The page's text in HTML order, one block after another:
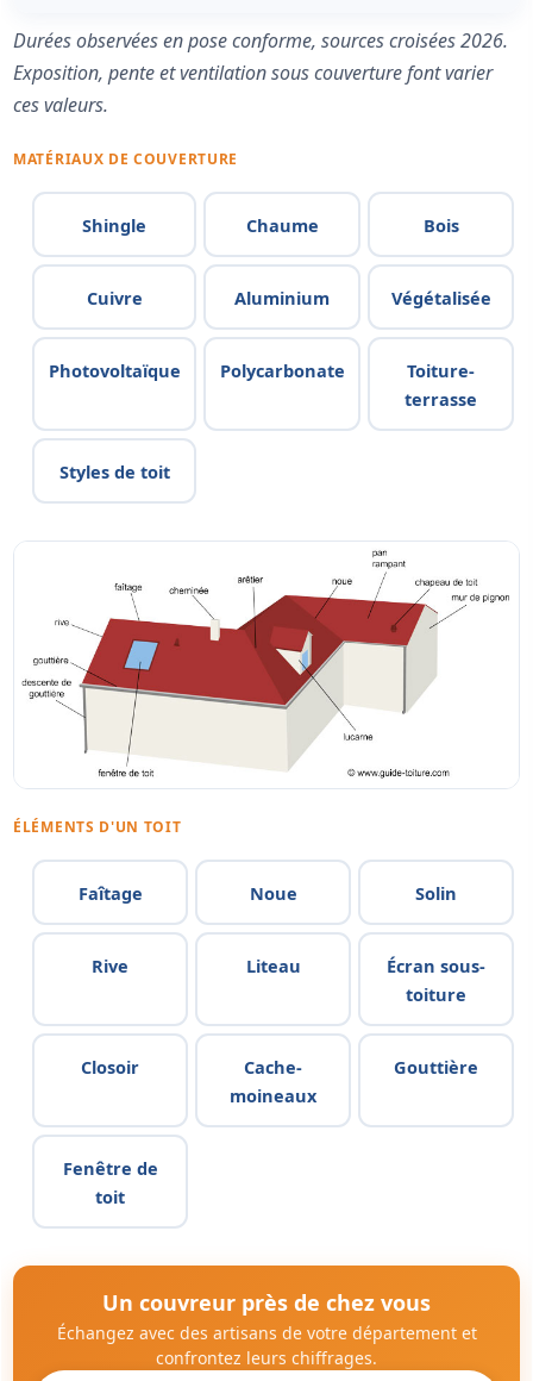
Durées observées en pose conforme, sources croisées 2026.
Exposition, pente et ventilation sous couverture font varier
ces valeurs.
MATÉRIAUX DE COUVERTURE
Shingle Chaume Bois
Cuivre Aluminium Végétalisée
Photovoltaïque Polycarbonate
Toiture-
terrasse
Styles de toit
ÉLÉMENTS D'UN TOIT
Faîtage Noue Solin
Rive Liteau
Écran sous-
toiture
Closoir
Cache-
moineaux
Gouttière
Fenêtre de
toit
Un couvreur près de chez vous
Échangez avec des artisans de votre département et
confrontez leurs chiffrages.